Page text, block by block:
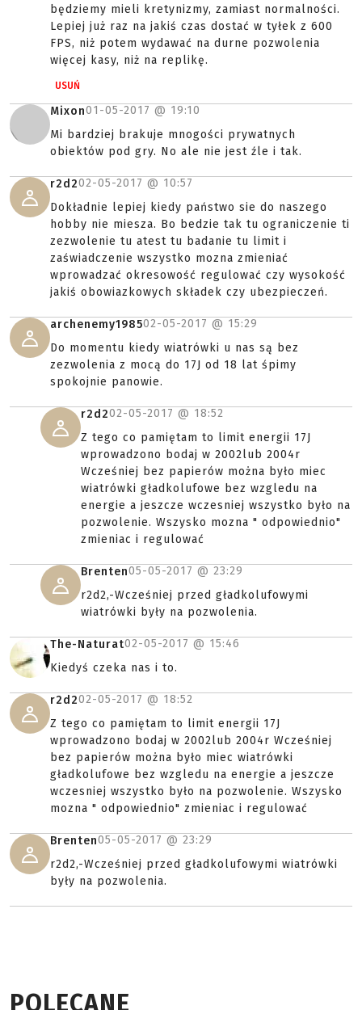
będziemy mieli kretynizmy, zamiast normalności.
Lepiej już raz na jakiś czas dostać w tyłek z 600
FPS, niż potem wydawać na durne pozwolenia
więcej kasy, niż na replikę.
USUŃ
Mixon01-05-2017 @ 19:10
Mi bardziej brakuje mnogości prywatnych
obiektów pod gry. No ale nie jest źle i tak.
r2d202-05-2017 @ 10:57
Dokładnie lepiej kiedy państwo sie do naszego
hobby nie miesza. Bo bedzie tak tu ograniczenie ti
zezwolenie tu atest tu badanie tu limit i
zaświadczenie wszystko mozna zmieniać
wprowadzać okresowość regulować czy wysokość
jakiś obowiazkowych składek czy ubezpieczeń.
archenemy198502-05-2017 @ 15:29
Do momentu kiedy wiatrówki u nas są bez
zezwolenia z mocą do 17J od 18 lat śpimy
spokojnie panowie.
r2d202-05-2017 @ 18:52
Z tego co pamiętam to limit energii 17J
wprowadzono bodaj w 2002lub 2004r
Wcześniej bez papierów można było miec
wiatrówki gładkolufowe bez wzgledu na
energie a jeszcze wczesniej wszystko było na
pozwolenie. Wszysko mozna " odpowiednio"
zmieniac i regulować
Brenten05-05-2017 @ 23:29
r2d2,-Wcześniej przed gładkolufowymi
wiatrówki były na pozwolenia.
The-Naturat02-05-2017 @ 15:46
Kiedyś czeka nas i to.
r2d202-05-2017 @ 18:52
Z tego co pamiętam to limit energii 17J
wprowadzono bodaj w 2002lub 2004r Wcześniej
bez papierów można było miec wiatrówki
gładkolufowe bez wzgledu na energie a jeszcze
wczesniej wszystko było na pozwolenie. Wszysko
mozna " odpowiednio" zmieniac i regulować
Brenten05-05-2017 @ 23:29
r2d2,-Wcześniej przed gładkolufowymi wiatrówki
były na pozwolenia.
POLECANE